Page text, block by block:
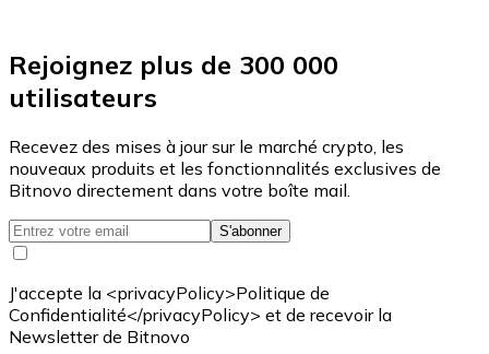
Rejoignez plus de 300 000
utilisateurs
Recevez des mises à jour sur le marché crypto, les
nouveaux produits et les fonctionnalités exclusives de
Bitnovo directement dans votre boîte mail.
S'abonner
J'accepte la <privacyPolicy>Politique de
Confidentialité</privacyPolicy> et de recevoir la
Newsletter de Bitnovo